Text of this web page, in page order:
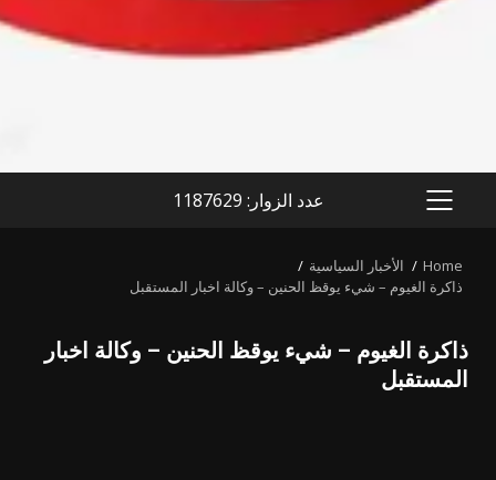
PRIMARY
عدد الزوار: 1187629
Home
الأخبار السياسية
ذاكرة الغيوم – شيء يوقظ الحنين – وكالة اخبار المستقبل
ذاكرة الغيوم – شيء يوقظ الحنين – وكالة اخبار
المستقبل